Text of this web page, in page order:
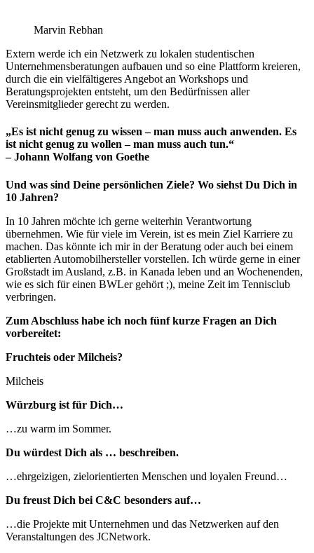
Marvin Rebhan
Extern werde ich ein Netzwerk zu lokalen studentischen
Unternehmensberatungen aufbauen und so eine Plattform kreieren,
durch die ein vielfältigeres Angebot an Workshops und
Beratungsprojekten entsteht, um den Bedürfnissen aller
Vereinsmitglieder gerecht zu werden.
„Es ist nicht genug zu wissen – man muss auch anwenden. Es
ist nicht genug zu wollen – man muss auch tun.“
– Johann Wolfang von Goethe
Und was sind Deine persönlichen Ziele? Wo siehst Du Dich in
10 Jahren?
In 10 Jahren möchte ich gerne weiterhin Verantwortung
übernehmen. Wie für viele im Verein, ist es mein Ziel Karriere zu
machen. Das könnte ich mir in der Beratung oder auch bei einem
etablierten Automobilhersteller vorstellen. Ich würde gerne in einer
Großstadt im Ausland, z.B. in Kanada leben und an Wochenenden,
wie es sich für einen BWLer gehört ;), meine Zeit im Tennisclub
verbringen.
Zum Abschluss habe ich noch fünf kurze Fragen an Dich
vorbereitet:
Fruchteis oder Milcheis?
Milcheis
Würzburg ist für Dich…
…zu warm im Sommer.
Du würdest Dich als … beschreiben.
…ehrgeizigen, zielorientierten Menschen und loyalen Freund…
Du freust Dich bei C&C besonders auf…
…die Projekte mit Unternehmen und das Netzwerken auf den
Veranstaltungen des JCNetwork.